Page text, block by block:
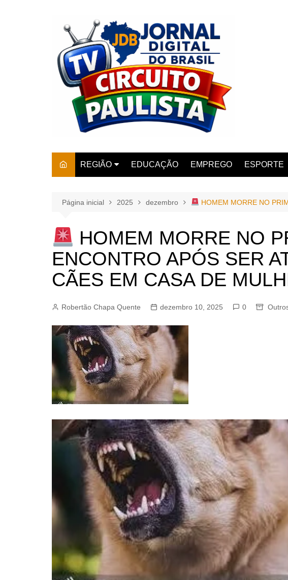
REGIÃO
AMPARO
BARRETOS
CAMPINAS
JAGUARIÚNA
JUNDIAÍ
EDUCAÇÃO EMPREGO ESPORTE
Página inicial 2025 dezembro HOMEM MORRE NO
HOMEM MORRE NO
ENCONTRO APÓS SER
CÃES EM CASA DE
Robertão Chapa Quente dezembro 10, 2025 0